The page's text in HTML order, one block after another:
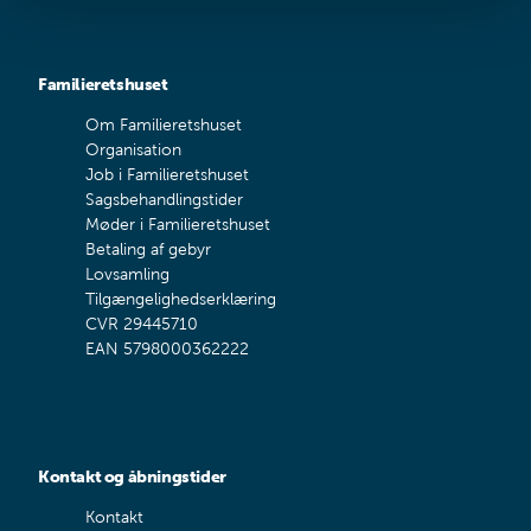
Familieretshuset
Om Familieretshuset
Organisation
Job i Familieretshuset
Sagsbehandlingstider
Møder i Familieretshuset
Betaling af gebyr
Lovsamling
Tilgængelighedserklæring
CVR 29445710
EAN 5798000362222
Kontakt og åbningstider
Kontakt